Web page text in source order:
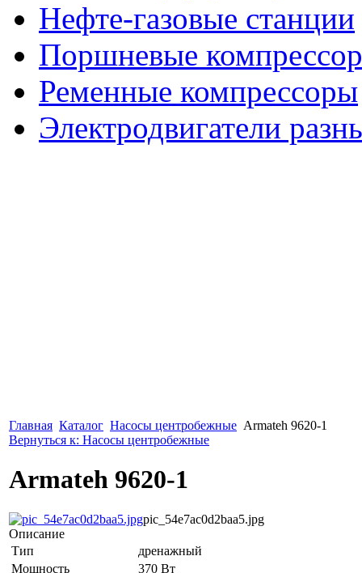
Нефте-газовые станции
Поршневые
Ременные компрессоры
Электродвигатели
Главная Каталог Насосы центробежные Armateh 9620-1
Вернуться к: Насосы центробежные
Armateh 9620-1
pic_54e7ac0d2baa5.jpg
Описание
Тип
дренажный
Мощность
370 Вт